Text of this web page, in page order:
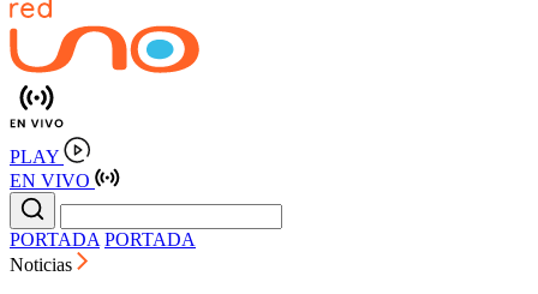
PLAY
EN VIVO
PORTADA PORTADA
Noticias